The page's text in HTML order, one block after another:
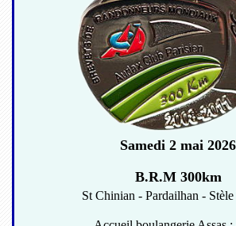
Samedi 2 mai 2026
B.R.M 300km
St Chinian - Pardailhan -